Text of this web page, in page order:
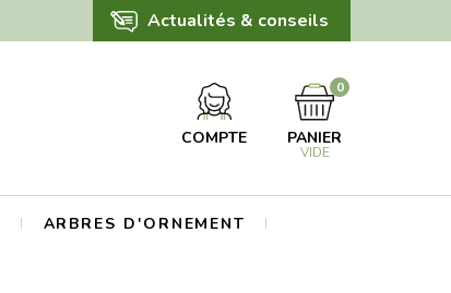
Actualités & conseils
COMPTE PANIER
0
VIDE
ARBRES D'ORNEMENT